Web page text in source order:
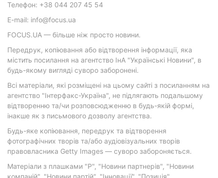
Телефон: +38 044 207 45 54
E-mail: info@focus.ua
FOCUS.UA — більше ніж просто новини.
Передрук, копіювання або відтворення інформації, яка
містить посилання на агентство ІнА "Українські Новини", в
будь-якому вигляді суворо заборонені.
Всі матеріали, які розміщені на цьому сайті з посиланням на
агентство "Інтерфакс-Україна", не підлягають подальшому
відтворенню та/чи розповсюдженню в будь-якій формі,
інакше як з письмового дозволу агентства.
Будь-яке копіювання, передрук та відтворення
фотографічних творів та/або аудіовізуальних творів
правовласника Getty Images — суворо забороняється.
Матеріали з плашками "Р", "Новини партнерів", "Новини
компаній", "Новини партій", "Інновації", "Позиція",